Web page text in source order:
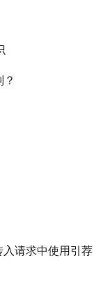
请求中使用引荐